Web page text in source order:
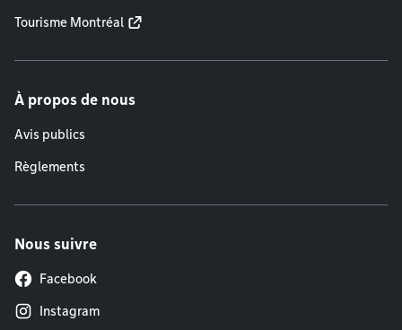
Tourisme Montréal
À propos de nous
Avis publics
Règlements
Nous suivre
Facebook
Instagram